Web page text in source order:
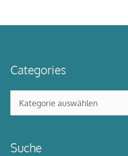
Categories
Suche